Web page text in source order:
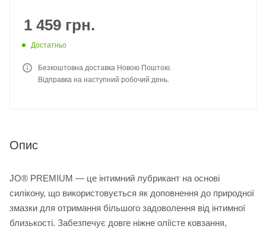
1 459 грн.
Достатньо
Безкоштовна доставка Новою Поштою.
Відправка на наступний робочий день.
Опис
JO® PREMIUM — це інтимний лубрикант на основі
силікону, що використовується як доповнення до природної
змазки для отримання більшого задоволення від інтимної
близькості. Забезпечує довге ніжне оліїсте ковзання,